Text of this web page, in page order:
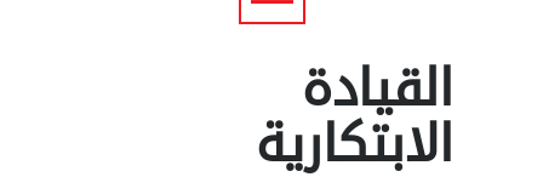
القيادة
الابتكارية